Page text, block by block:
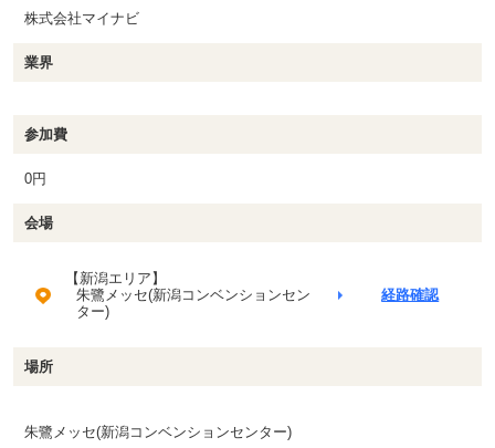
株式会社マイナビ
業界
参加費
0円
会場
【新潟エリア】
朱鷺メッセ(新潟コンベンションセン
ター)
経路確認
場所
朱鷺メッセ(新潟コンベンションセンター)